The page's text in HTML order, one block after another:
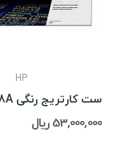
HP
ست کارتریج رنگی HP 508A
53,000,000 ریال